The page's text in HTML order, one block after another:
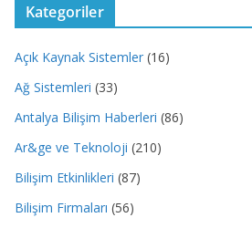
Kategoriler
Açık Kaynak Sistemler (16)
Ağ Sistemleri (33)
Antalya Bilişim Haberleri (86)
Ar&ge ve Teknoloji (210)
Bilişim Etkinlikleri (87)
Bilişim Firmaları (56)